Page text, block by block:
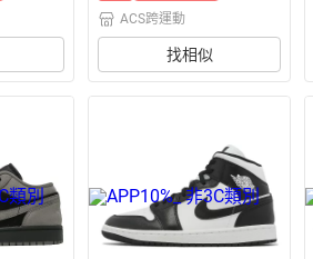
ACS跨運動
找相似